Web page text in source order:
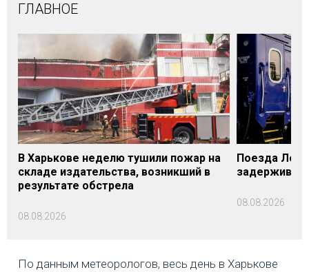
ГЛАВНОЕ
В Харькове неделю тушили пожар на
складе издательства, возникший в
результате обстрела
08.08.2026
Поезда
08.08.2026
По данным метеорологов, весь день в Харькове